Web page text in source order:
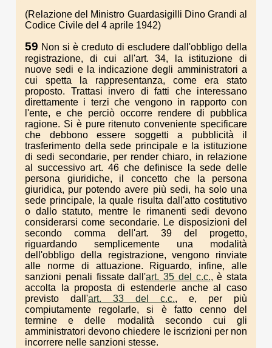
(Relazione del Ministro Guardasigilli Dino Grandi al
Codice Civile del 4 aprile 1942)
59 Non si è creduto di escludere dall'obbligo della
registrazione, di cui all'art. 34, la istituzione di
nuove sedi e la indicazione degli amministratori a
cui spetta la rappresentanza, come era stato
proposto. Trattasi invero di fatti che interessano
direttamente i terzi che vengono in rapporto con
l'ente, e che perciò occorre rendere di pubblica
ragione. Si è pure ritenuto conveniente specificare
che debbono essere soggetti a pubblicità il
trasferimento della sede principale e la istituzione
di sedi secondarie, per render chiaro, in relazione
al successivo art. 46 che definisce la sede delle
persona giuridiche, il concetto che la persona
giuridica, pur potendo avere più sedi, ha solo una
sede principale, la quale risulta dall'atto costitutivo
o dallo statuto, mentre le rimanenti sedi devono
considerarsi come secondarie. Le disposizioni del
secondo comma dell'art. 39 del progetto,
riguardando semplicemente una modalità
dell'obbligo della registrazione, vengono rinviate
alle norme di attuazione. Riguardo, infine, alle
sanzioni penali fissate dall'art. 35 del c.c., è stata
accolta la proposta di estenderle anche al caso
previsto dall'art. 33 del c.c., e, per più
compiutamente regolarle, si è fatto cenno del
termine e delle modalità secondo cui gli
amministratori devono chiedere le iscrizioni per non
incorrere nelle sanzioni stesse.